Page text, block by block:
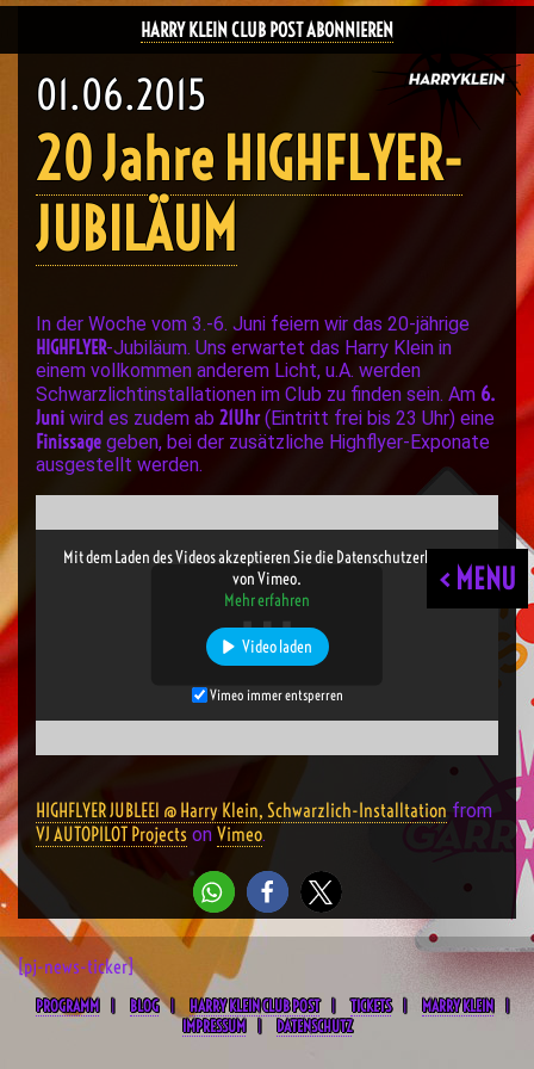
HARRY KLEIN CLUB POST ABONNIEREN
< MENU
01.06.2015
20 Jahre HIGHFLYER-
JUBILÄUM
In der Woche vom 3.-6. Juni feiern wir das 20-jährige
HIGHFLYER-Jubiläum. Uns erwartet das Harry Klein in
einem vollkommen anderem Licht, u.A. werden
Schwarzlichtinstallationen im Club zu finden sein. Am 6.
Juni wird es zudem ab 21Uhr(Eintritt frei bis 23 Uhr) eine
Finissage geben, bei der zusätzliche Highflyer-Exponate
ausgestellt werden.
Mit dem Laden des Videos akzeptieren Sie die Datenschutzerklärung
von Vimeo.
Mehr erfahren
Video laden
Vimeo immer entsperren
HIGHFLYER JUBLEEl @ Harry Klein, Schwarzlich-Installtation from
VJ AUTOPILOT Projects on Vimeo.
[pj-news-ticker]
PROGRAMM BLOG HARRY KLEIN CLUB POST TICKETS
MARRY KLEIN
IMPRESSUM
DATENSCHUTZ